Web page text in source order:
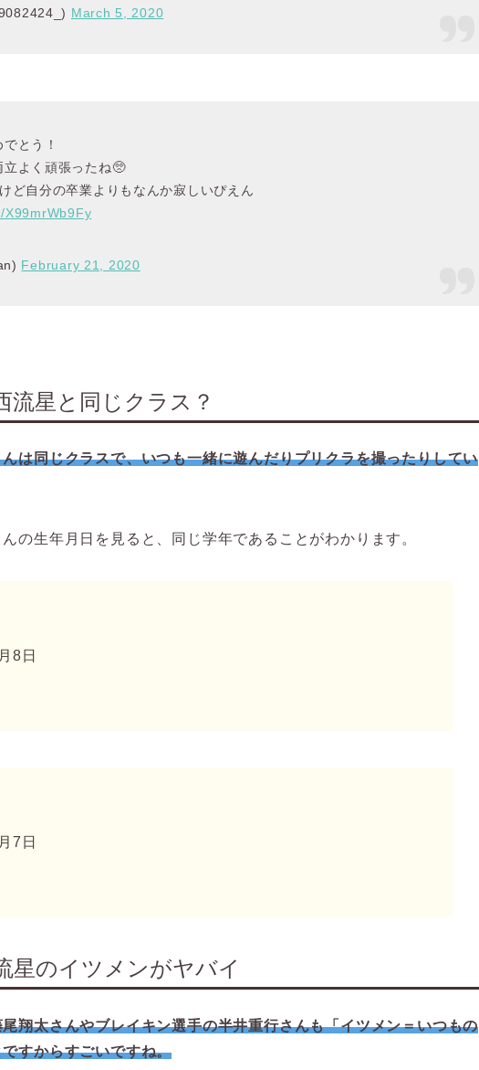
March 5, 2020
とう！
よく頑張ったね🥺
ど自分の卒業よりもなんか寂しいぴえん
X99mrWb9Fy
February 21, 2020
流星と同じクラス？
は同じクラスで、いつも一緒に遊んだりプリクラを撮ったりしてい
の生年月日を見ると、同じ学年であることがわかります。
8日
7日
星のイツメンがヤバイ
翔太さんやブレイキン選手の半井重行さんも「イツメン＝いつもの
すからすごいですね。